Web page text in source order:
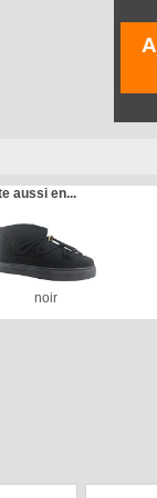
aussi en...
noir